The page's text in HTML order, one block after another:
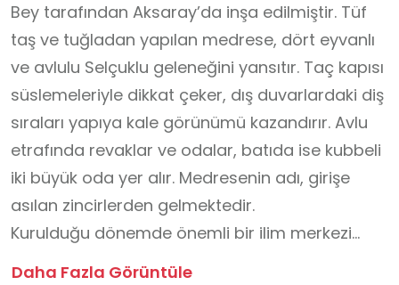
Bey tarafından Aksaray’da inşa edilmiştir. Tüf
taş ve tuğladan yapılan medrese, dört eyvanlı
ve avlulu Selçuklu geleneğini yansıtır. Taç kapısı
süslemeleriyle dikkat çeker, dış duvarlardaki diş
sıraları yapıya kale görünümü kazandırır. Avlu
etrafında revaklar ve odalar, batıda ise kubbeli
iki büyük oda yer alır. Medresenin adı, girişe
asılan zincirlerden gelmektedir.
Kurulduğu dönemde önemli bir ilim merkezi
olmuş, Cemaleddin Aksarayi burada ders
Daha Fazla Görüntüle